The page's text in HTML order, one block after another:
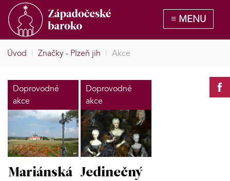
Úvod | Značky - Plzeň jih | Akce
Doprovodné
akce
Mariánská
Doprovodné
akce
Jedinečný